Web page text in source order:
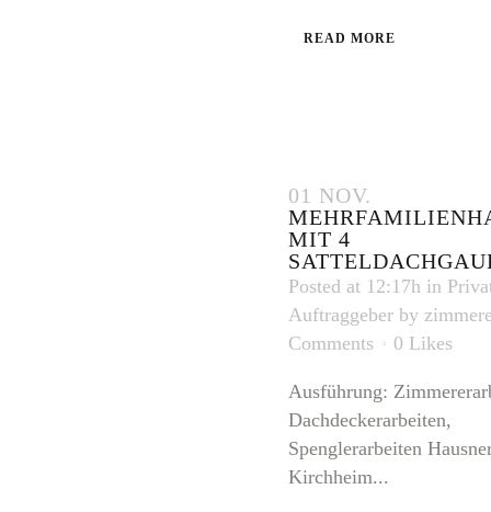
READ MORE
01 NOV.
MIT 4
Posted at 12:17h in
Auftraggeber by
Comments
0 Likes
Ausführung:
Dachdeckerarbeiten,
Spenglerarbeiten
Kirchheim...